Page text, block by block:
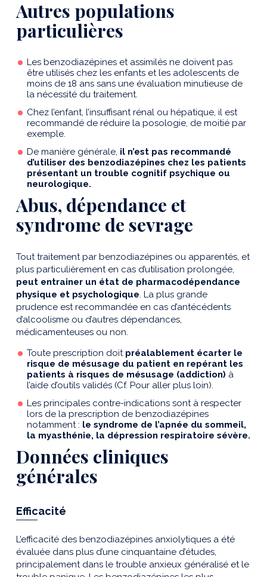
Autres populations
particulières
Les benzodiazépines et assimilés ne doivent pas
être utilisés chez les enfants et les adolescents de
moins de 18 ans sans une évaluation minutieuse de
la nécessité du traitement.
Chez l’enfant, l’insuffisant rénal ou hépatique, il est
recommandé de réduire la posologie, de moitié par
exemple.
De manière générale, il n’est pas recommandé
d’utiliser des benzodiazépines chez les patients
présentant un trouble cognitif psychique ou
neurologique.
Abus, dépendance et
syndrome de sevrage
Tout traitement par benzodiazépines ou apparentés, et
plus particulièrement en cas d’utilisation prolongée,
peut entrainer un état de pharmacodépendance
physique et psychologique. La plus grande
prudence est recommandée en cas d’antécédents
d’alcoolisme ou d’autres dépendances,
médicamenteuses ou non.
Toute prescription doit préalablement écarter le
risque de mésusage du patient en repérant les
patients à risques de mésusage (addiction) à
l’aide d’outils validés (Cf. Pour aller plus loin).
Les principales contre-indications sont à respecter
lors de la prescription de benzodiazépines
notamment : le syndrome de l’apnée du sommeil,
la myasthénie, la dépression respiratoire sévère.
Données cliniques
générales
Efficacité
L’efficacité des benzodiazépines anxiolytiques a été
évaluée dans plus d’une cinquantaine d’études,
principalement dans le trouble anxieux généralisé et le